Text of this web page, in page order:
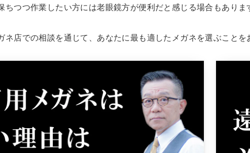
つつ作業したい方には老眼鏡方が便利だと感じる場合もありま
店での相談を通じて、あなたに最も適したメガネを選ぶことを